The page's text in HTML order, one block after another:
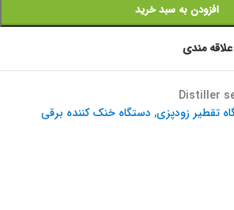
افزودن به سبد خرید
مندی
Distiller
تقطیر زودپزی, دستگاه خنک کننده برقی